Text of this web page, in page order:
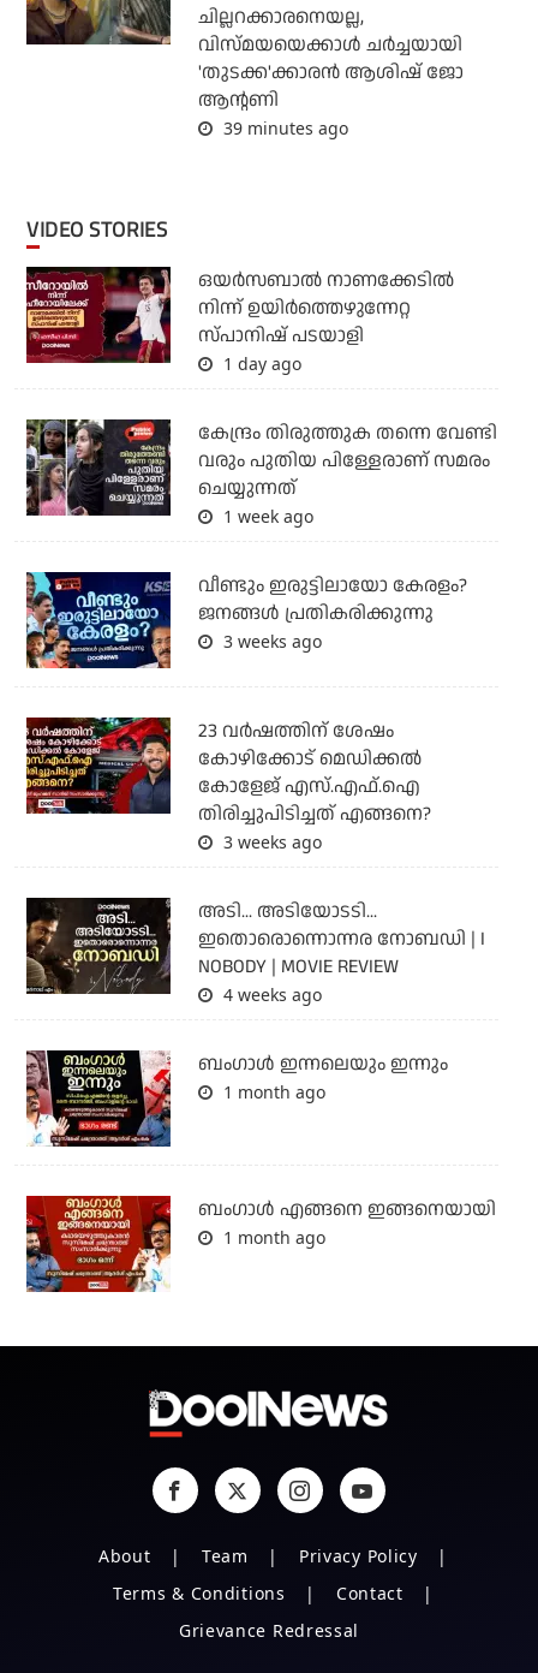
ചില്ലറക്കാരനെയല്ല,
വിസ്മയയെക്കാള്‍ ചര്‍ച്ചയായി
'തുടക്ക'ക്കാരന്‍ ആശിഷ് ജോ
ആന്റണി
39 minutes ago
VIDEO STORIES
ഒയര്‍സബാൽ നാണക്കേടിൽ
നിന്ന് ഉയിർത്തെഴുന്നേറ്റ
സ്പാനിഷ് പടയാളി
1 day ago
കേന്ദ്രം തിരുത്തുക തന്നെ വേണ്ടി
വരും പുതിയ പിള്ളേരാണ് സമരം
ചെയ്യുന്നത്
1 week ago
വീണ്ടും ഇരുട്ടിലായോ കേരളം?
ജനങ്ങൾ പ്രതികരിക്കുന്നു
3 weeks ago
23 വർഷത്തിന് ശേഷം
കോഴിക്കോട് മെഡിക്കൽ
കോളേജ് എസ്.എഫ്.ഐ
തിരിച്ചുപിടിച്ചത് എങ്ങനെ?
3 weeks ago
അടി... അടിയോടടി...
ഇതൊരൊന്നൊന്നര നോബഡി | I
NOBODY | MOVIE REVIEW
4 weeks ago
ബംഗാള്‍ ഇന്നലെയും ഇന്നും
1 month ago
ബം​ഗാൾ എങ്ങനെ ഇങ്ങനെയായി
1 month ago
About Team
Privacy Policy
Terms & Conditions
Contact
Grievance Redressal